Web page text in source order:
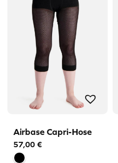
Airbase Capri-Hose
57,00 €